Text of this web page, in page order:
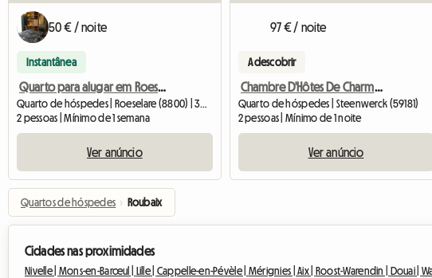
50 € / noite
Instantânea
Quarto para alugar em Roeselare
Quarto de hóspedes | Roeselare (8800) | 30 M2
2 pessoas | Mínimo de 1 semana
Ver anúncio
97 € / noite
A descobrir
Chambre D'Hôtes De Charme En Campagne
Quarto de hóspedes | Steenwerck (59181)
2 pessoas | Mínimo de 1 noite
Ver anúncio
Quartos de hóspedes › Roubaix
Cidades nas proximidades
Nivelle | Mons-en-Barœul | Lille | Cappelle-en-Pévèle | Mérignies |Aix | Roost-Warendin | Douai |